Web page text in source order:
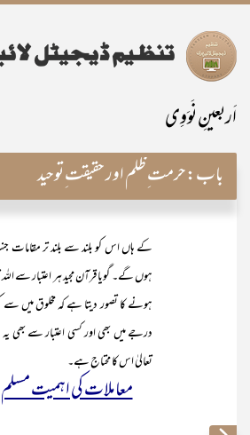
اَربعینِ نَوَوِی
باب:حرمت ِظلم اور حقیقت ِتوحید
کے ہاں اس کو بلند سے بلند تر
ہوں گے۔ گویا قرآن مجید ہر اعتبار سے
ہونے کا تصور دیتا ہے کہ مخلوق میں سے
درجے میں بھی اور کسی اعتبار سے بھی یہ
تعالیٰ اس کا محتاج ہے۔
معاملات کی اہمیت